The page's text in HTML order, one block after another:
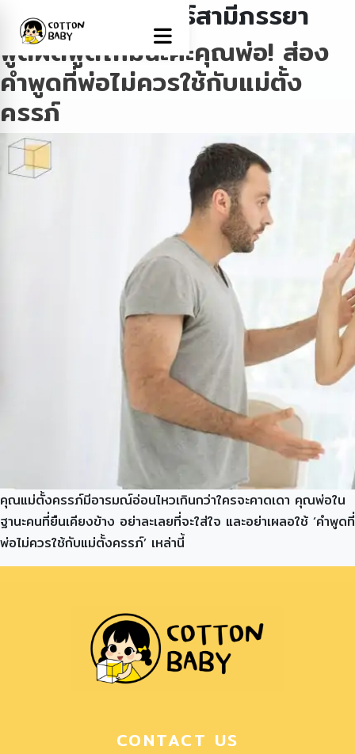
Tag:ความสัมพันธ์สามีภรรยา
พูดผิดพูดใหม่นะคะคุณพ่อ! ส่อง
คำพูดที่พ่อไม่ควรใช้กับแม่ตั้ง
ครรภ์
คุณแม่ตั้งครรภ์มีอารมณ์อ่อนไหวเกินกว่าใครจะคาดเดา คุณพ่อใน
ฐานะคนที่ยืนเคียงข้าง อย่าละเลยที่จะใส่ใจ และอย่าเผลอใช้ ‘คำพูดที่
พ่อไม่ควรใช้กับแม่ตั้งครรภ์’ เหล่านี้
CONTACT US